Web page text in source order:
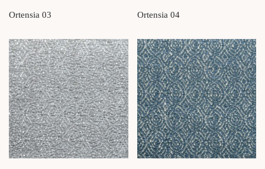
Ortensia 03 Ortensia 04